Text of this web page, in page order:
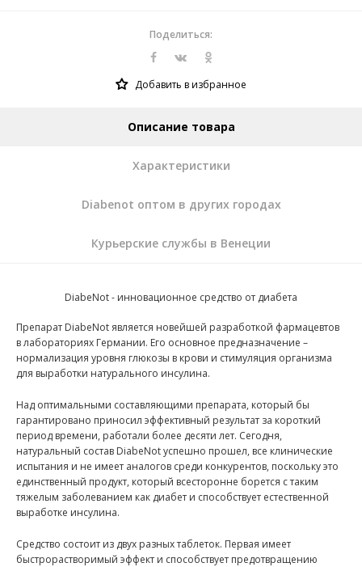
Поделиться:
Добавить в избранное
Описание товара
Характеристики
Diabenot оптом в других городах
Курьерские службы в Венеции
DiabeNot - инновационное средство от диабета
Препарат DiabeNot является новейшей разработкой фармацевтов
в лабораториях Германии. Его основное предназначение –
нормализация уровня глюкозы в крови и стимуляция организма
для выработки натурального инсулина.
Над оптимальными составляющими препарата, который бы
гарантировано приносил эффективный результат за короткий
период времени, работали более десяти лет. Сегодня,
натуральный состав DiabeNot успешно прошел, все клинические
испытания и не имеет аналогов среди конкурентов, поскольку это
единственный продукт, который всесторонне борется с таким
тяжелым заболеванием как диабет и способствует естественной
выработке инсулина.
Средство состоит из двух разных таблеток. Первая имеет
быстрорастворимый эффект и способствует предотвращению